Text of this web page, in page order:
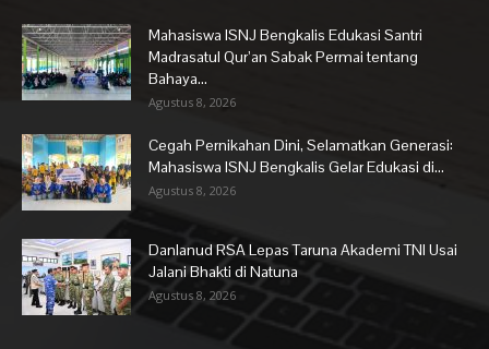
Mahasiswa ISNJ Bengkalis Edukasi Santri
Madrasatul Qur’an Sabak Permai tentang
Bahaya...
Agustus 8, 2026
Cegah Pernikahan Dini, Selamatkan Generasi:
Mahasiswa ISNJ Bengkalis Gelar Edukasi di...
Agustus 8, 2026
Danlanud RSA Lepas Taruna Akademi TNI Usai
Jalani Bhakti di Natuna
Agustus 8, 2026